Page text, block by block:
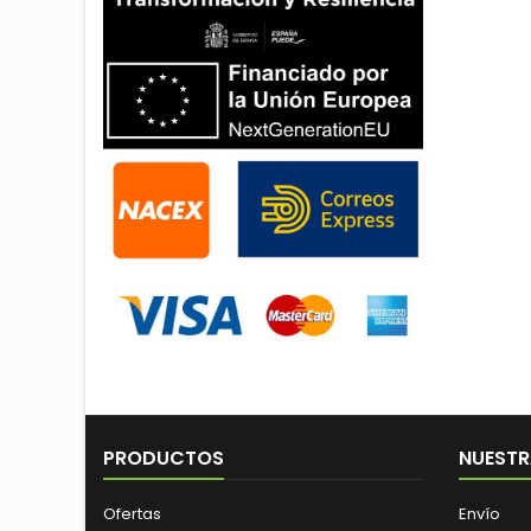
PRODUCTOS
Ofertas Envío